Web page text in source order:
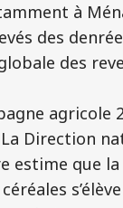
à
des
des
agricole
Direction
estime que